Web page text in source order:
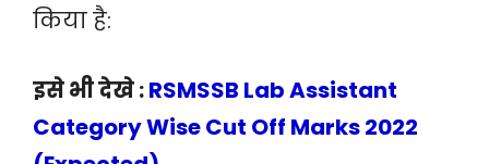
किया है:
इसे भी देखे :RSMSSB Lab Assistant
Category Wise Cut Off Marks 2022